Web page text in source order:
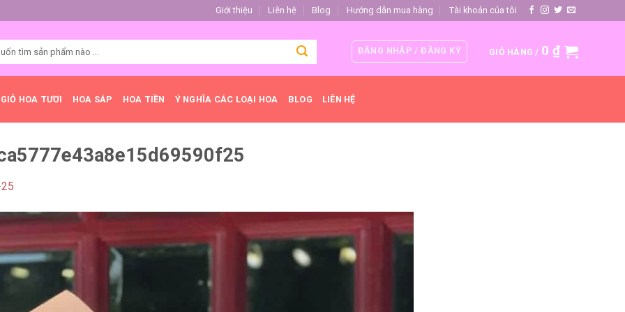
Giới thiệu Liên hệ Blog Hướng dẫn mua hàng Tài khoản của tôi
ĐĂNG NHẬP / ĐĂNG KÝ GIỎ HÀNG / 0₫
GIỎ HOA TƯƠI HOA SÁP HOA TIỀN Ý NGHĨA CÁC LOẠI HOA BLOG LIÊN HỆ